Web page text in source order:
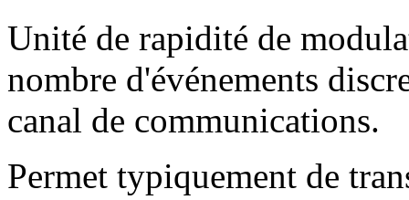
Unité de rapidité de
nombre d'événements
canal de communications.
Permet typiquement de